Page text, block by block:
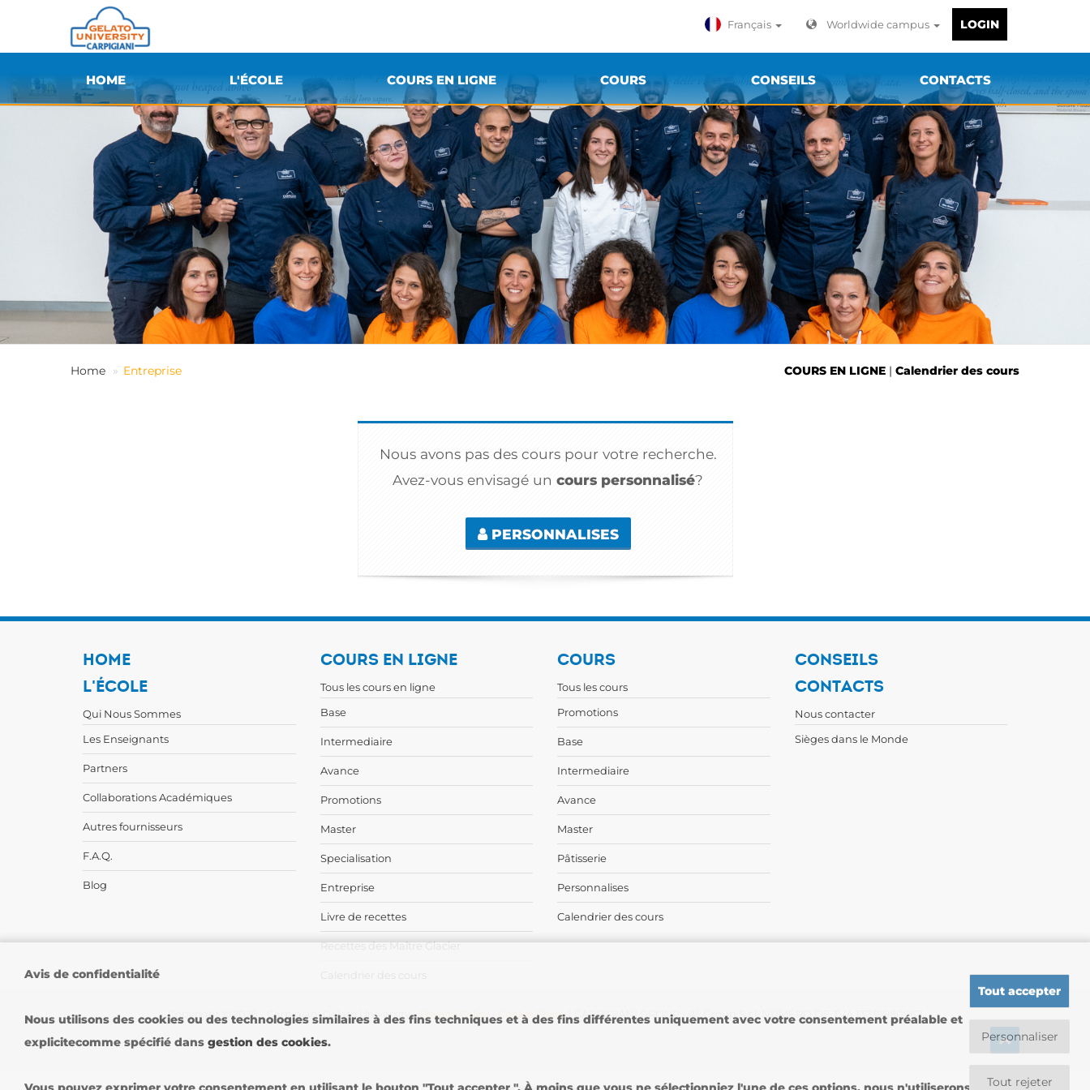
Français Worldwide campus LOGIN
HOME L'ÉCOLE COURS EN LIGNE COURS CONSEILS CONTACTS
Home Entreprise COURS EN LIGNE | Calendrier des cours
Nous avons pas des cours pour votre recherche.
Avez-vous envisagé un cours personnalisé?
PERSONNALISES
HOME
L'ÉCOLE
Qui Nous Sommes
Les Enseignants
Partners
Collaborations Académiques
Autres fournisseurs
F.A.Q.
Blog
COURS EN LIGNE
Tous les cours en ligne
Base
Intermediaire
Avance
Promotions
Master
Specialisation
Entreprise
Livre de recettes
Recettes des Maître Glacier
COURS
Tous les cours
Promotions
Base
Intermediaire
Avance
Master
Pâtisserie
Personnalises
Calendrier des cours
CONSEILS
CONTACTS
Nous contacter
Sièges dans le Monde
Copyright © 2026 - Carpigiani Gelato University - Privacy Policy Cookie Policy | CARPIGIANI GROUP - Ali Group S.r.l. NUMÉRO DE TVA 13239980967
Avis de confidentialité
Nous utilisons des cookies ou des technologies similaires à des fins techniques et à des fins différentes uniquement avec votre consentement préalable et
explicitecomme spécifié dans gestion des cookies.
Tout accepter
Personnaliser
Tout rejeter